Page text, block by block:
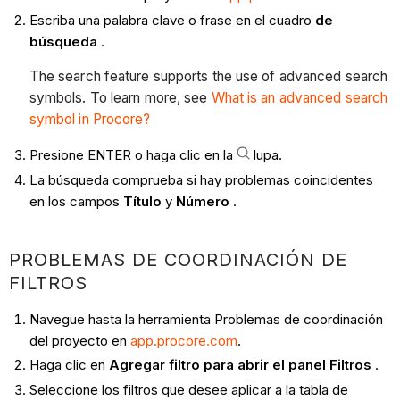
Escriba una palabra clave o frase en el cuadro de
búsqueda .
The search feature supports the use of advanced search
symbols. To learn more, see What is an advanced search
symbol in Procore?
Presione ENTER o haga clic en la
lupa.
La búsqueda comprueba si hay problemas coincidentes
en los campos Título y Número .
PROBLEMAS DE COORDINACIÓN DE
FILTROS
Navegue hasta la herramienta Problemas de coordinación
del proyecto en app.procore.com.
Haga clic en Agregar filtro para abrir el panel Filtros .
Seleccione los filtros que desee aplicar a la tabla de